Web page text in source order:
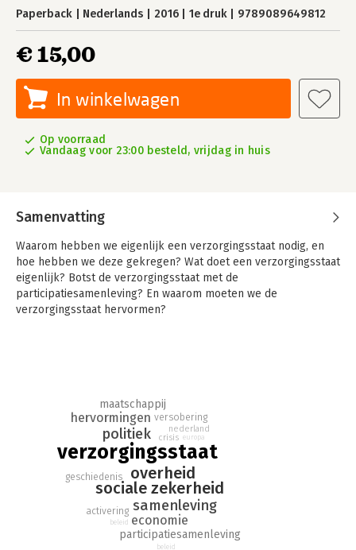
Paperback Nederlands 2016 1e druk 9789089649812
€ 15,00
In winkelwagen
Op voorraad
Vandaag voor 23:00 besteld, vrijdag in huis
Samenvatting
Waarom hebben we eigenlijk een verzorgingsstaat nodig, en
hoe hebben we deze gekregen? Wat doet een verzorgingsstaat
eigenlijk? Botst de verzorgingsstaat met de
participatiesamenleving? En waarom moeten we de
verzorgingsstaat hervormen?
verzorgingsstaten ook uitgebreid aan bod.
verzorgingsstaat
overheid
sociale zekerheid
politiek
samenleving
economie
hervormingen
maatschappij
participatiesamenleving
activering
geschiedenis
versobering
nederland
crisis
beleid
europa
beleid